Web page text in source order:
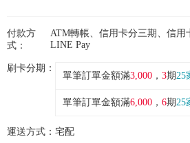
付款方
式：
ATM轉帳、信用卡分三期、信用
LINE Pay
刷卡分期：
單筆訂單金額滿3,000 ， 3期25
單筆訂單金額滿6,000 ， 6期25
運送方式： 宅配